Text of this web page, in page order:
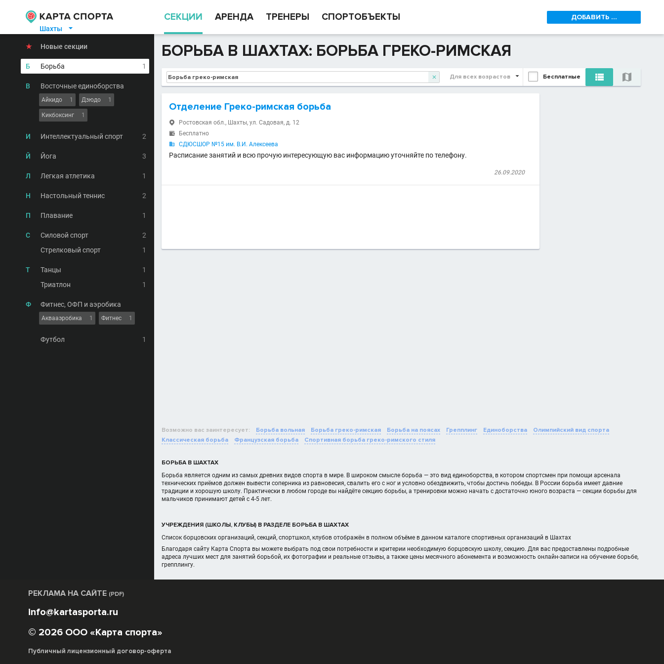
Шахты 
СЕКЦИИ АРЕНДА ТРЕНЕРЫ СПОРТОБЪЕКТЫ ДОБАВИТЬ ...
★ Новые секции
Б Борьба 1
В Восточные единоборства
Айкидо 1 Дзюдо 1
Кикбоксинг 1
И Интеллектуальный спорт 2
Й Йога 3
Л Легкая атлетика 1
Н Настольный теннис 2
П Плавание 1
С Силовой спорт
2
Стрелковый спорт
1
Т Танцы
1
Триатлон
1
Ф Фитнес, ОФП и аэробика
Аквааэробика 1 Фитнес 1
Футбол 1
БОРЬБА В ШАХТАХ: БОРЬБА ГРЕКО-РИМСКАЯ
 Для всех возрастов Бесплатные  
Отделение Греко-римская борьба
 Ростовская обл., Шахты, ул. Садовая, д. 12
 Бесплатно
 СДЮСШОР №15 им. В.И. Алексеева
Расписание занятий и всю прочую интересующую вас информацию уточняйте по телефону.
26.09.2020
Возможно вас заинтересует: Борьба вольная Борьба греко-римская Борьба на поясах Грепплинг Единоборства
Олимпийский вид спорта
Классическая борьба
Французская борьба Спортивная борьба греко-римского стиля
БОРЬБА В ШАХТАХ
Борьба является одним из самых древних видов спорта в мире. В широком смысле борьба — это вид единоборства, в котором спортсмен при помощи арсенала
технических приёмов должен вывести соперника из равновесия, свалить его с ног и условно обездвижить, чтобы достичь победы. В России борьба имеет давние
традиции и хорошую школу. Практически в любом городе вы найдёте секцию борьбы, а тренировки можно начать с достаточно юного возраста — секции борьбы для
мальчиков принимают детей с 4-5 лет.
УЧРЕЖДЕНИЯ (ШКОЛЫ, КЛУБЫ) В РАЗДЕЛЕ БОРЬБА В ШАХТАХ
Список борцовских организаций, секций, спортшкол, клубов отображён в полном объёме в данном каталоге спортивных организаций в Шахтах
Благодаря сайту Карта Спорта вы можете выбрать под свои потребности и критерии необходимую борцовскую школу, секцию. Для вас предоставлены подробные
адреса лучших мест для занятий борьбой, их фотографии и реальные отзывы, а также цены месячного абонемента и возможность онлайн-записи на обучение борьбе,
грепплингу.
РЕКЛАМА НА САЙТЕ (PDF)
info@kartasporta.ru
© 2026 ООО «Карта спорта»
Публичный лицензионный договор-оферта